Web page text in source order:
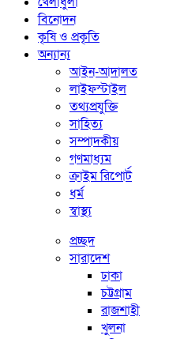
বিনোদন
কৃষি ও প্রকৃতি
অন্যান্য
আইন-আদালত
লাইফস্টাইল
তথ্যপ্রযুক্তি
সাহিত্য
সম্পাদকীয়
গণমাধ্যম
ক্রাইম রিপোর্ট
ধর্ম
স্বাস্থ্য
প্রচ্ছদ
সারাদেশ
ঢাকা
চট্টগ্রাম
রাজশাহী
খুলনা